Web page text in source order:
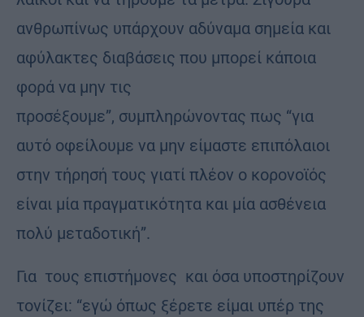
ανθρωπίνως υπάρχουν αδύναμα σημεία και
αφύλακτες διαβάσεις που μπορεί κάποια
φορά να μην τις
προσέξουμε”, συμπληρώνοντας πως “για
αυτό οφείλουμε να μην είμαστε επιπόλαιοι
στην τήρησή τους γιατί πλέον ο κορονοϊός
είναι μία πραγματικότητα και μία ασθένεια
πολύ μεταδοτική”.
Για τους επιστήμονες και όσα υποστηρίζουν
τονίζει: “εγώ όπως ξέρετε είμαι υπέρ της